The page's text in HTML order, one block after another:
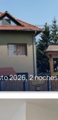
2026, 2 noches